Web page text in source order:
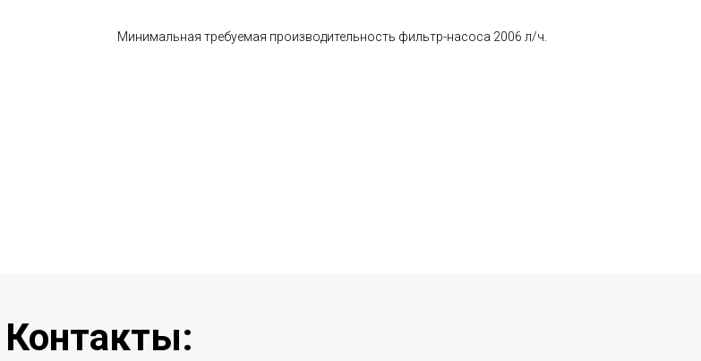
Минимальная требуемая производительность фильтр-насоса 2006 л/ч.
Контакты: